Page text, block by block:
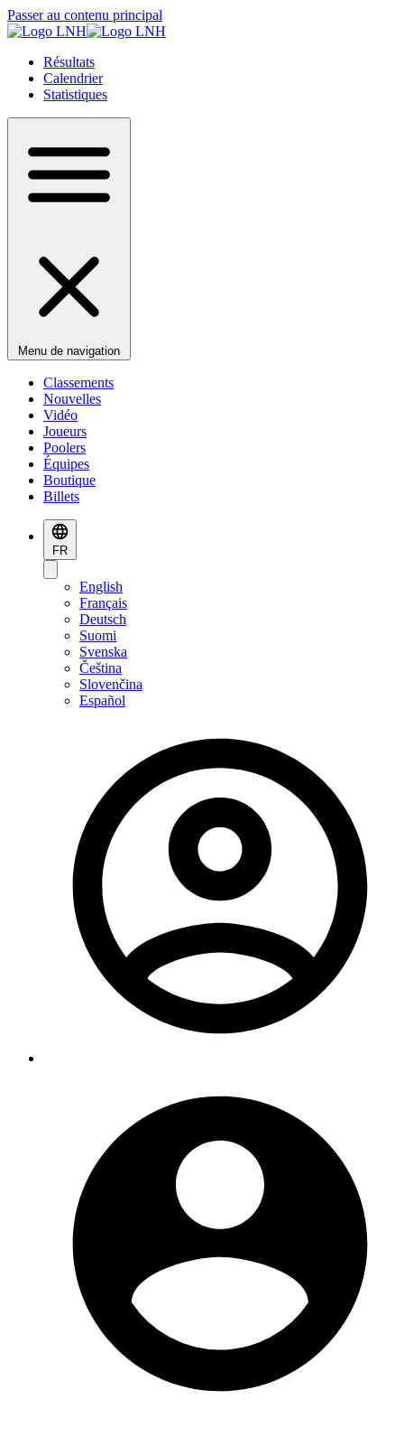
Passer au contenu principal
Résultats
Calendrier
Statistiques
Menu de navigation
Classements
Nouvelles
Vidéo
Joueurs
Poolers
Équipes
Boutique
Billets
FR
English
Français
Deutsch
Suomi
Svenska
Čeština
Slovenčina
Español